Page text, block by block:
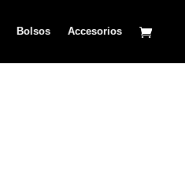
Bolsos Accesorios